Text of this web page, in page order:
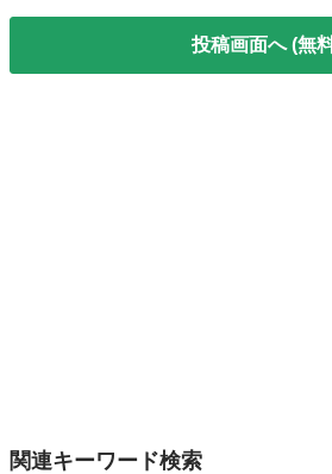
投稿画面へ (無
関連キーワード検索